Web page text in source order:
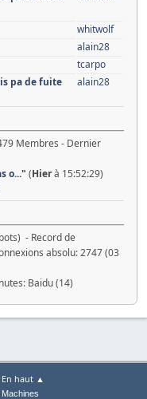
whitwolf
alain28
tcarpo
pa de fuite
alain28
Membres - Dernier
o..." (Hierà 15:52:29)
- Record de
absolu: 2747 (03
Baidu (14)
En haut ▲
Machines